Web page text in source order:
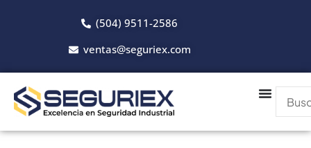
(504) 9511-2586
ventas@seguriex.com